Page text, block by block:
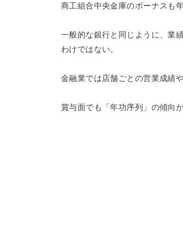
商工組合中央金庫のボーナスも
一般的な銀行と同じように、業
わけではない。
金融業では店舗ごとの営業成績
賞与面でも「年功序列」の傾向